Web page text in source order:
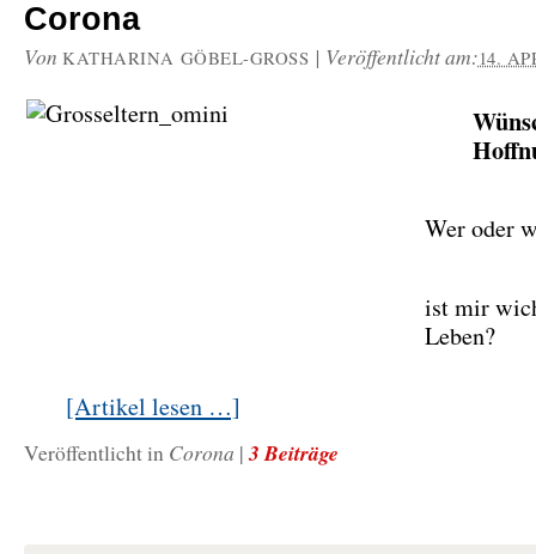
Corona
Von KATHARINA GÖBEL-GROSS | Veröffentlicht am:14.
Wer oder
ist mir
Leben?
[Artikel lesen …]
Veröffentlicht in Corona | 3 Beiträge